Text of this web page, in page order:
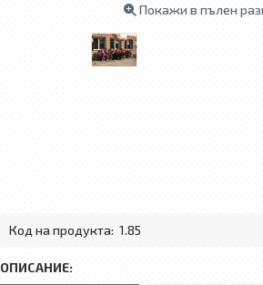
Покажи в пълен
Код на продукта: 1.85
ОПИСАНИЕ: